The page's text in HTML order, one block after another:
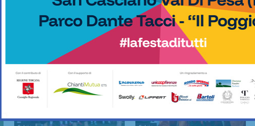
Coppa Italia di Serie D, il Grassina
comincia il 23 agosto contro la
Calcio
Serie D, ecco i gironi 2026/27.
Grassina e San Donato Tavarnelle con
tre emiliane, una laziale e una umbra